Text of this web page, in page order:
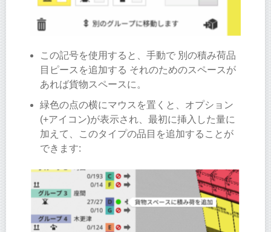
この記号を使用すると、手動で 別の積み荷品
目ピースを追加する それのためのスペースが
あれば貨物スペースに。
緑色の点の横にマウスを置くと、オプション
(+アイコン)が表示され、最初に挿入した量に
加えて、このタイプの品目を追加することが
できます: